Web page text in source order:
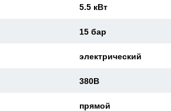
5.5 кВт
15 бар
электрический
380В
прямой